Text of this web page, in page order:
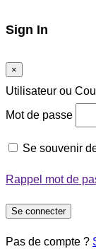
Sign In
×
Utilisateur ou
Mot de passe
Se souvenir
Rappel mot de
Se connecter
Pas de compte ?